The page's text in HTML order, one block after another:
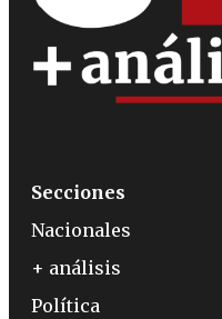
Secciones
Nacionales
+ análisis
Política